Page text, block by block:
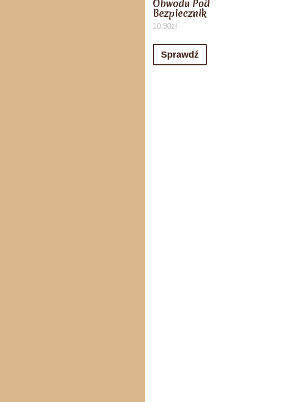
Obwodu Pod
Bezpiecznik
10,90zł
Sprawdź